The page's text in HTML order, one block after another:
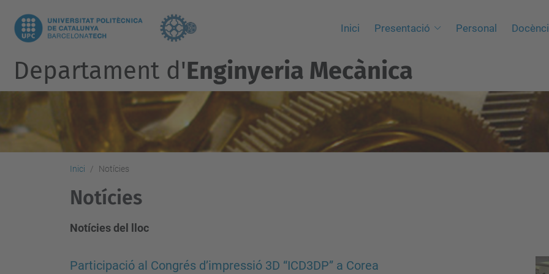
Inici Presentació Personal
Departament d'Enginyeria Mecànica
Inici Notícies
Notícies
Notícies del lloc
Participació al Congrés d’impressió 3D “ICD3DP” a Corea